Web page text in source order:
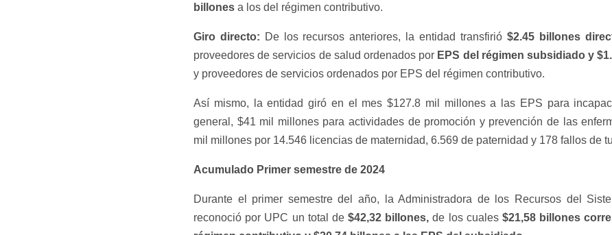
billones a los del régimen contributivo.
Giro directo: De los recursos anteriores, la entidad transfirió $2.45 billones
proveedores de servicios de salud ordenados por EPS del régimen subsidiadoy$
y proveedores de servicios ordenados por EPS del régimen contributivo.
Así mismo, la entidad giró en el mes $127.8 mil millones a las EPS para
general, $41 mil millones para actividades de promoción y prevención de las
mil millones por 14.546 licencias de maternidad, 6.569 de paternidad y 178 fallos de
Acumulado Primer semestre de 2024
Durante el primer semestre del año, la Administradora de los Recursos del
reconoció por UPC un total de$42,32 billones, de los cuales $21,58 billones